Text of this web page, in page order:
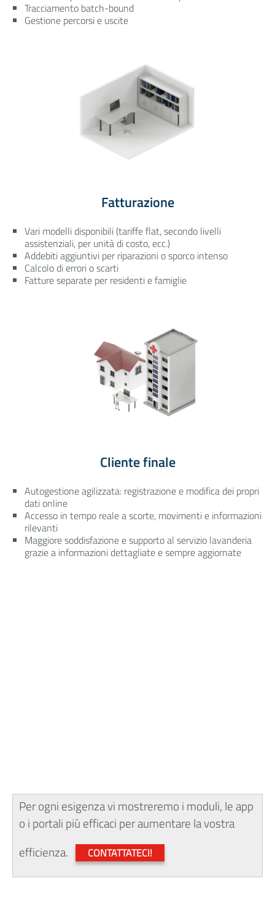
Tracciamento batch-bound
Gestione percorsi e uscite
Fatturazione
Vari modelli disponibili (tariffe flat, secondo livelli
assistenziali, per unità di costo, ecc.)
Addebiti aggiuntivi per riparazioni o sporco intenso
Calcolo di errori o scarti
Fatture separate per residenti e famiglie
Cliente finale
Autogestione agilizzata: registrazione e modifica dei propri
dati online
Accesso in tempo reale a scorte, movimenti e informazioni
rilevanti
Maggiore soddisfazione e supporto al servizio lavanderia
grazie a informazioni dettagliate e sempre aggiornate
Per ogni esigenza vi mostreremo i moduli, le app
o i portali più efficaci per aumentare la vostra
efficienza.
CONTATTATECI!